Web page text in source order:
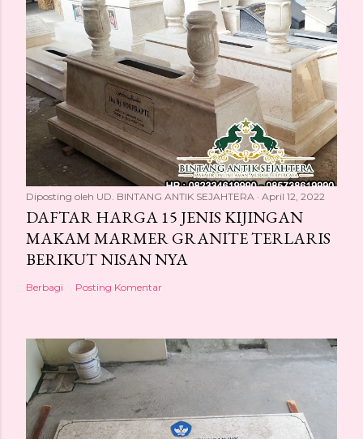
Diposting oleh UD. BINTANG ANTIK SEJAHTERA April 12, 2022
DAFTAR HARGA 15 JENIS KIJINGAN
MAKAM MARMER GRANITE TERLARIS
BERIKUT NISAN NYA
Berbagi Posting Komentar